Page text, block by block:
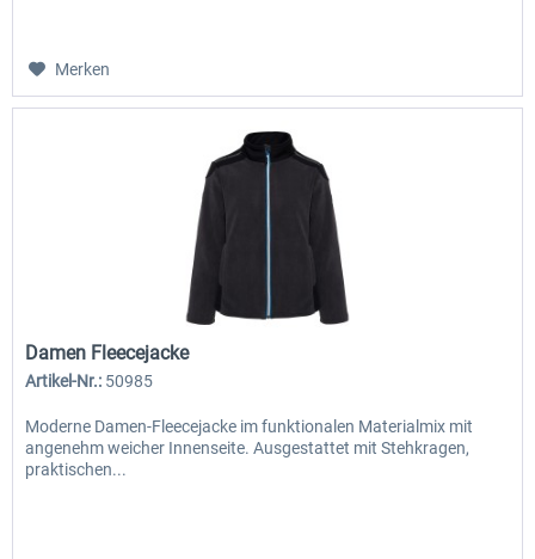
Merken
Damen Fleecejacke
Artikel-Nr.: 50985
Moderne Damen-Fleecejacke im funktionalen Materialmix mit
angenehm weicher Innenseite. Ausgestattet mit Stehkragen,
praktischen...